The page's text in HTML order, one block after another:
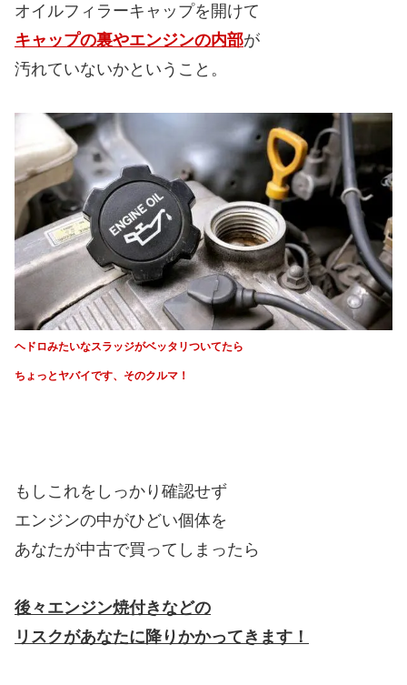
オイルフィラーキャップを開けて
キャップの裏やエンジンの内部が
汚れていないかということ。
ヘドロみたいなスラッジがベッタリついてたら
ちょっとヤバイです、そのクルマ！
もしこれをしっかり確認せず
エンジンの中がひどい個体を
あなたが中古で買ってしまったら
後々エンジン焼付きなどの
リスクがあなたに降りかかってきます！